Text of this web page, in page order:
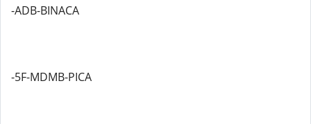
-ADB-BINACA
-5F-MDMB-PICA